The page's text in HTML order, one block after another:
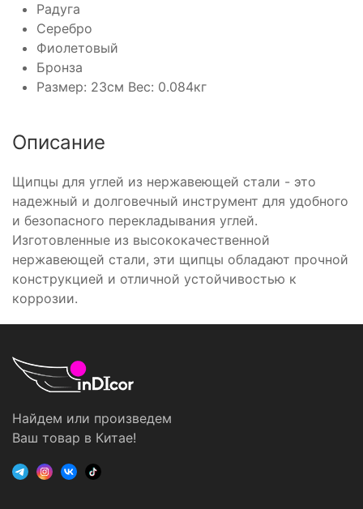
Радуга
Серебро
Фиолетовый
Бронза
Размер: 23см Вес: 0.084кг
Описание
Щипцы для углей из нержавеющей стали - это
надежный и долговечный инструмент для удобного
и безопасного перекладывания углей.
Изготовленные из высококачественной
нержавеющей стали, эти щипцы обладают прочной
конструкцией и отличной устойчивостью к
коррозии.
Найдем или произведем
Ваш товар в Китае!